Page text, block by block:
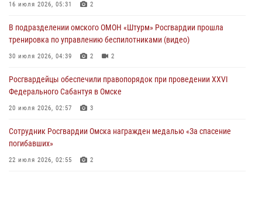
Руси в Омске
При содействии спецназа Росгвардии пресечены нарушения
миграционного законодательства в Омске (видео)
16 июля 2026, 05:31 2
В подразделении омского ОМОН «Штурм» Росгвардии прошла
тренировка по управлению беспилотниками (видео)
30 июля 2026, 04:39 2 2
Росгвардейцы обеcпечили правопорядок при проведении XXVI
Федерального Сабантуя в Омске
20 июля 2026, 02:57 3
Сотрудник Росгвардии Омска награжден медалью «За спасение
погибавших»
22 июля 2026, 02:55 2